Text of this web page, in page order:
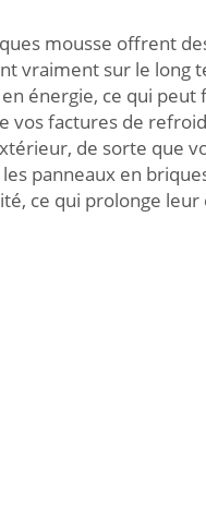
mousse offrent
vraiment sur le long
énergie, ce qui
vos factures de
de sorte que
panneaux en
ce qui prolonge leur